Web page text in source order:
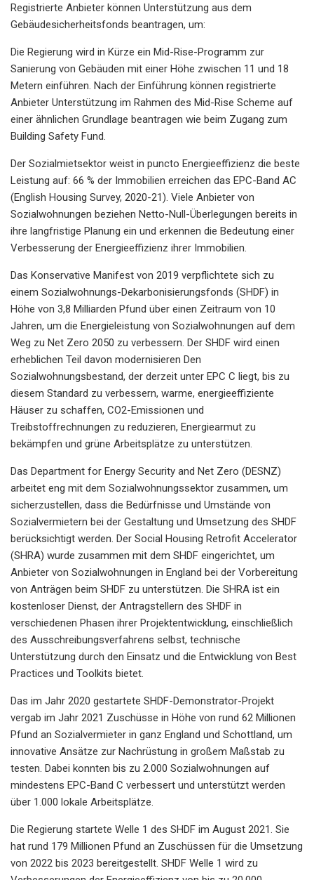
Registrierte Anbieter können Unterstützung aus dem
Gebäudesicherheitsfonds beantragen, um:
Die Regierung wird in Kürze ein Mid-Rise-Programm zur
Sanierung von Gebäuden mit einer Höhe zwischen 11 und 18
Metern einführen. Nach der Einführung können registrierte
Anbieter Unterstützung im Rahmen des Mid-Rise Scheme auf
einer ähnlichen Grundlage beantragen wie beim Zugang zum
Building Safety Fund.
Der Sozialmietsektor weist in puncto Energieeffizienz die beste
Leistung auf: 66 % der Immobilien erreichen das EPC-Band AC
(English Housing Survey, 2020-21). Viele Anbieter von
Sozialwohnungen beziehen Netto-Null-Überlegungen bereits in
ihre langfristige Planung ein und erkennen die Bedeutung einer
Verbesserung der Energieeffizienz ihrer Immobilien.
Das Konservative Manifest von 2019 verpflichtete sich zu
einem Sozialwohnungs-Dekarbonisierungsfonds (SHDF) in
Höhe von 3,8 Milliarden Pfund über einen Zeitraum von 10
Jahren, um die Energieleistung von Sozialwohnungen auf dem
Weg zu Net Zero 2050 zu verbessern. Der SHDF wird einen
erheblichen Teil davon modernisieren Den
Sozialwohnungsbestand, der derzeit unter EPC C liegt, bis zu
diesem Standard zu verbessern, warme, energieeffiziente
Häuser zu schaffen, CO2-Emissionen und
Treibstoffrechnungen zu reduzieren, Energiearmut zu
bekämpfen und grüne Arbeitsplätze zu unterstützen.
Das Department for Energy Security and Net Zero (DESNZ)
arbeitet eng mit dem Sozialwohnungssektor zusammen, um
sicherzustellen, dass die Bedürfnisse und Umstände von
Sozialvermietern bei der Gestaltung und Umsetzung des SHDF
berücksichtigt werden. Der Social Housing Retrofit Accelerator
(SHRA) wurde zusammen mit dem SHDF eingerichtet, um
Anbieter von Sozialwohnungen in England bei der Vorbereitung
von Anträgen beim SHDF zu unterstützen. Die SHRA ist ein
kostenloser Dienst, der Antragstellern des SHDF in
verschiedenen Phasen ihrer Projektentwicklung, einschließlich
des Ausschreibungsverfahrens selbst, technische
Unterstützung durch den Einsatz und die Entwicklung von Best
Practices und Toolkits bietet.
Das im Jahr 2020 gestartete SHDF-Demonstrator-Projekt
vergab im Jahr 2021 Zuschüsse in Höhe von rund 62 Millionen
Pfund an Sozialvermieter in ganz England und Schottland, um
innovative Ansätze zur Nachrüstung in großem Maßstab zu
testen. Dabei konnten bis zu 2.000 Sozialwohnungen auf
mindestens EPC-Band C verbessert und unterstützt werden
über 1.000 lokale Arbeitsplätze.
Die Regierung startete Welle 1 des SHDF im August 2021. Sie
hat rund 179 Millionen Pfund an Zuschüssen für die Umsetzung
von 2022 bis 2023 bereitgestellt. SHDF Welle 1 wird zu